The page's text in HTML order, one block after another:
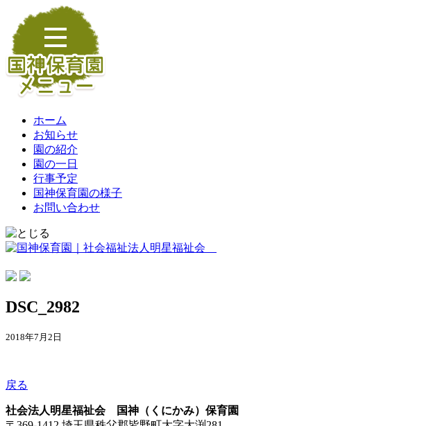
ホーム
お知らせ
園の紹介
園の一日
行事予定
国神保育園の様子
お問い合わせ
DSC_2982
2018年7月2日
戻る
社会法人明星福祉会 国神（くにかみ）保育園